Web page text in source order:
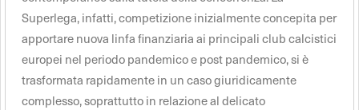
Superlega, infatti, competizione inizialmente concepita per
apportare nuova linfa finanziaria ai principali club calcistici
europei nel periodo pandemico e post pandemico, si è
trasformata rapidamente in un caso giuridicamente
complesso, soprattutto in relazione al delicato